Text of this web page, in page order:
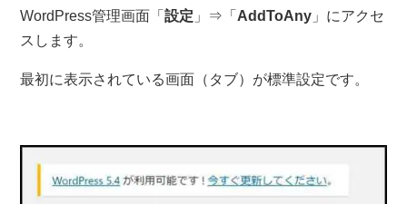
WordPress管理画面「設定 」⇒「 AddToAny 」にアクセ
スします。
最初に表示されている画面（タブ）が標準設定です。